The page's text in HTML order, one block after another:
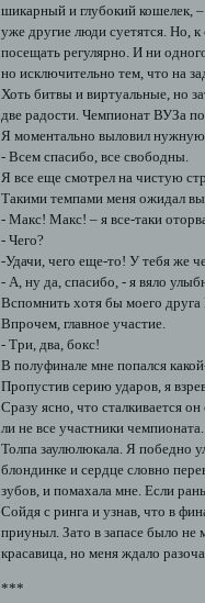
шикарный и глубокий кошелек,
уже другие люди суетятся. Но,
посещать регулярно. И ни
но исключительно тем, что на
Хоть битвы и виртуальные, но
две радости. Чемпионат ВУЗа
Я моментально выловил
- Всем спасибо, все свободны.
Я все еще смотрел на чистую
Такими темпами меня ожидал
- Макс! Макс! – я все-таки
- Чего?
-Удачи, чего еще-то! У тебя же
- А, ну да, спасибо, - я вяло
Вспомнить хотя бы моего
Впрочем, главное участие.
- Три, два, бокс!
В полуфинале мне попался
Пропустив серию ударов, я
Сразу ясно, что сталкивается
ли не все участники
Толпа заулюлюкала. Я победно
блондинке и сердце словно
зубов, и помахала мне. Если
Сойдя с ринга и узнав, что в
приуныл. Зато в запасе было не
красавица, но меня ждало
***